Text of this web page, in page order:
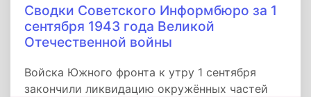
Сводки Советского Информбюро за 1
сентября 1943 года Великой
Отечественной войны
Войска Южного фронта к утру 1 сентября
закончили ликвидацию окружённых частей